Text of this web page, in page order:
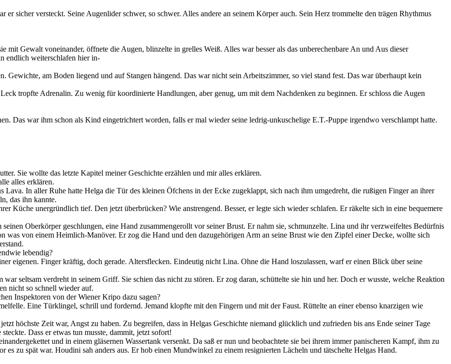
sicher versteckt. Seine Augenlider schwer, so schwer. Alles andere an seinem Körper auch. Sein Herz trommelte den trägen Rhythmus
mit Gewalt voneinander, öffnete die Augen, blinzelte in grelles Weiß. Alles war besser als das unberechenbare An und Aus dieser
endlich weiterschlafen hier in-
Gewichte, am Boden liegend und auf Stangen hängend. Das war nicht sein Arbeitszimmer, so viel stand fest. Das war überhaupt kein
tropfte Adrenalin. Zu wenig für koordinierte Handlungen, aber genug, um mit dem Nachdenken zu beginnen. Er schloss die Augen
Das war ihm schon als Kind eingetrichtert worden, falls er mal wieder seine ledrig-unkuschelige E.T.-Puppe irgendwo verschlampt hatte.
Sie wollte das letzte Kapitel meiner Geschichte erzählen und mir alles erklären.
alles erklären.
Lava. In aller Ruhe hatte Helga die Tür des kleinen Öfchens in der Ecke zugeklappt, sich nach ihm umgedreht, die rußigen Finger an ihrer
das ihn kannte.
Küche unergründlich tief. Den jetzt überbrücken? Wie anstrengend. Besser, er legte sich wieder schlafen. Er räkelte sich in eine bequemere
Oberkörper geschlungen, eine Hand zusammengerollt vor seiner Brust. Er nahm sie, schmunzelte. Lina und ihr verzweifeltes Bedürfnis
was von einem Heimlich-Manöver. Er zog die Hand und den dazugehörigen Arm an seine Brust wie den Zipfel einer Decke, wollte sich
lebendig?
eigenen. Finger kräftig, doch gerade. Altersflecken. Eindeutig nicht Lina. Ohne die Hand loszulassen, warf er einen Blick über seine
seltsam verdreht in seinem Griff. Sie schien das nicht zu stören. Er zog daran, schüttelte sie hin und her. Doch er wusste, welche Reaktion
nicht so schnell wieder auf.
Inspektoren von der Wiener Kripo dazu sagen?
Eine Türklingel, schrill und fordernd. Jemand klopfte mit den Fingern und mit der Faust. Rüttelte an einer ebenso knarzigen wie
höchste Zeit war, Angst zu haben. Zu begreifen, dass in Helgas Geschichte niemand glücklich und zufrieden bis ans Ende seiner Tage
Dass er etwas tun musste, dammit, jetzt sofort!
und in einem gläsernen Wassertank versenkt. Da saß er nun und beobachtete sie bei ihrem immer panischeren Kampf, ihm zu
es zu spät war. Houdini sah anders aus. Er hob einen Mundwinkel zu einem resignierten Lächeln und tätschelte Helgas Hand.